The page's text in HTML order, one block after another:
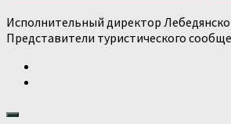
Исполнительный директор
Представители туристического